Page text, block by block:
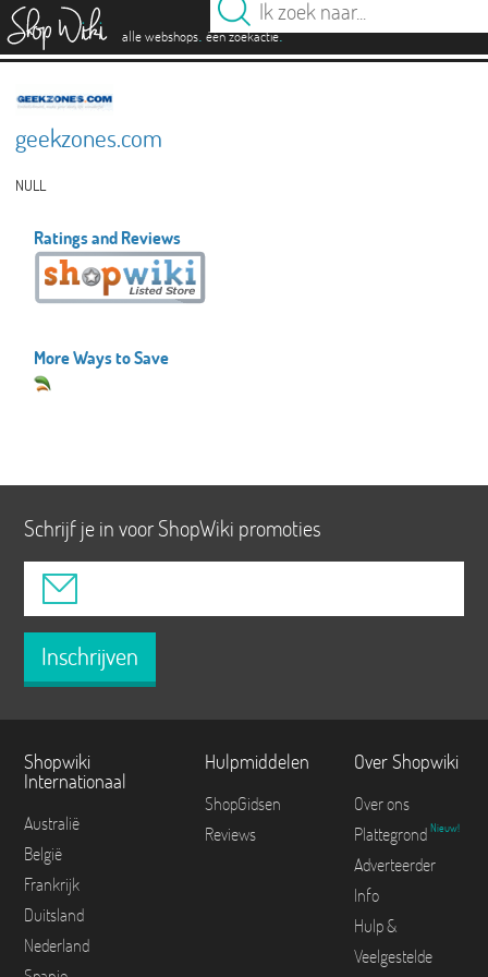
alle webshops. één zoekactie.
geekzones.com
NULL
Ratings and Reviews
More Ways to Save
Schrijf je in voor ShopWiki promoties
Inschrijven
Shopwiki
Internationaal
Australië
België
Frankrijk
Duitsland
Nederland
Hulpmiddelen
ShopGidsen
Reviews
Over Shopwiki
Over ons
Plattegrond Nieuw!
Adverteerder
Info
Hulp &
Veelgestelde